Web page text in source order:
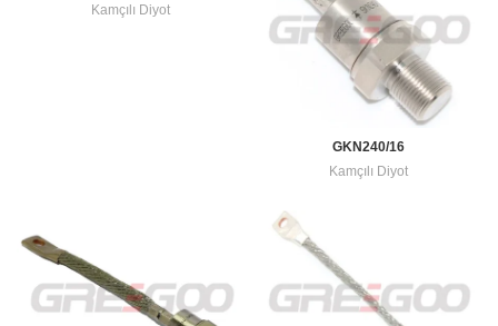
Kamçılı Diyot
GKN240/16
Kamçılı Diyot